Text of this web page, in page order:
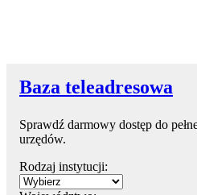
Baza teleadresowa
Sprawdź darmowy dostęp do
urzędów.
Rodzaj instytucji: